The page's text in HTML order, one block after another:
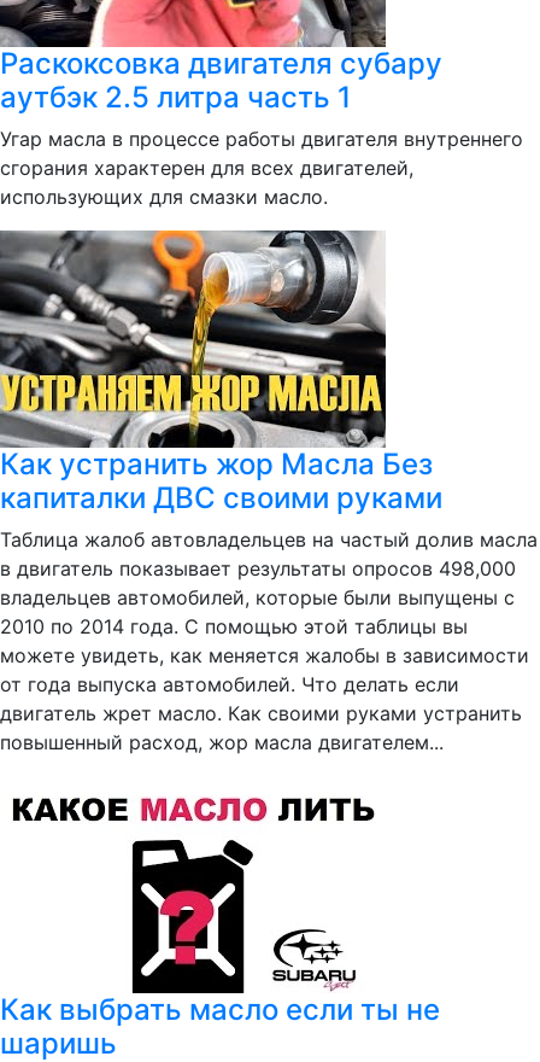
Раскоксовка двигателя субару
аутбэк 2.5 литра часть 1
Угар масла в процессе работы двигателя внутреннего
сгорания характерен для всех двигателей,
использующих для смазки масло.
Как устранить жор Масла Без
капиталки ДВС своими руками
Таблица жалоб автовладельцев на частый долив масла
в двигатель показывает результаты опросов 498,000
владельцев автомобилей, которые были выпущены с
2010 по 2014 года. С помощью этой таблицы вы
можете увидеть, как меняется жалобы в зависимости
от года выпуска автомобилей. Что делать если
двигатель жрет масло. Как своими руками устранить
повышенный расход, жор масла двигателем...
Как выбрать масло если ты не
шаришь